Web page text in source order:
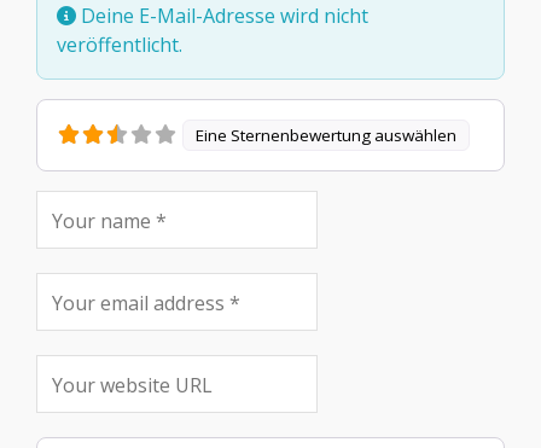
Deine E-Mail-Adresse wird nicht
veröffentlicht.
Eine Sternenbewertung auswählen